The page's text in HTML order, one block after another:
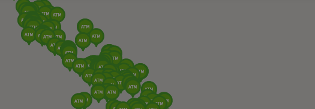
Nužni (tehnički) kolačići - uvijek aktivni
Ovi kolačići nužni su za funkcioniranje internetske stranice i ne mogu se
isključiti u našim sustavima. Uobičajeno se postavljaju kao odgovor na vaše
radnje koje uključuju zahtjev za uslugama, kao što su postavke kolačića. Svoj